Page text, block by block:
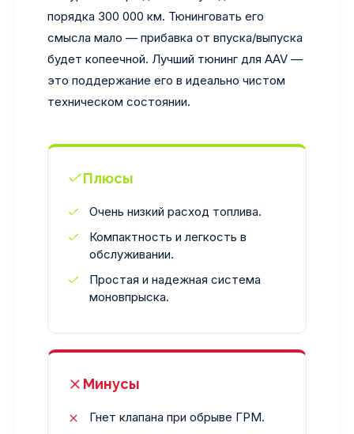
порядка 300 000 км. Тюнинговать его
смысла мало — прибавка от впуска/выпуска
будет копеечной. Лучший тюнинг для AAV —
это поддержание его в идеально чистом
техническом состоянии.
Плюсы
Очень низкий расход топлива.
Компактность и легкость в
обслуживании.
Простая и надежная система
моновпрыска.
Минусы
Гнет клапана при обрыве ГРМ.